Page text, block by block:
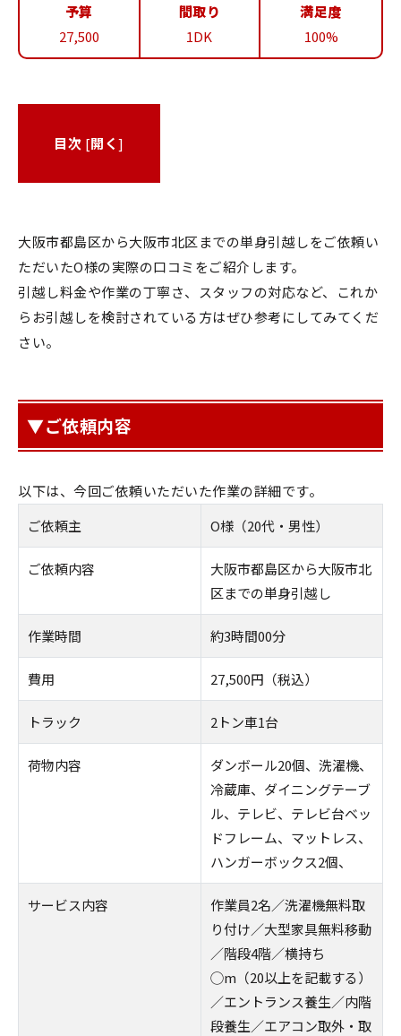
予算
27,500
間取り
1DK
満足度
100%
目次 [開く]
大阪市都島区から大阪市北区までの単身引越しをご依頼い
ただいたO様の実際の口コミをご紹介します。
引越し料金や作業の丁寧さ、スタッフの対応など、これか
らお引越しを検討されている方はぜひ参考にしてみてくだ
さい。
▼ご依頼内容
以下は、今回ご依頼いただいた作業の詳細です。
ご依頼主
O様（20代・男性）
ご依頼内容
大阪市都島区から大阪市北
区までの単身引越し
作業時間 約3時間00分
費用 27,500円（税込）
トラック 2トン車1台
荷物内容
ダンボール20個、洗濯機、
冷蔵庫、ダイニングテーブ
ル、テレビ、テレビ台ベッ
ドフレーム、マットレス、
ハンガーボックス2個、
サービス内容
作業員2名／洗濯機無料取
り付け／大型家具無料移動
／階段4階／横持ち
◯m（20以上を記載する）
／エントランス養生／内階
段養生／エアコン取外・取